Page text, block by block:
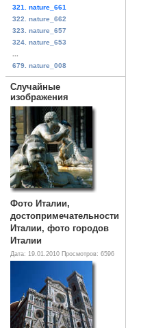
321. nature_661
322. nature_662
323. nature_657
324. nature_653
679. nature_008
Случайные
изображения
Фото Италии,
достопримечательности
Италии, фото городов
Италии
Дата: 19.01.2010 Просмотров: 6596